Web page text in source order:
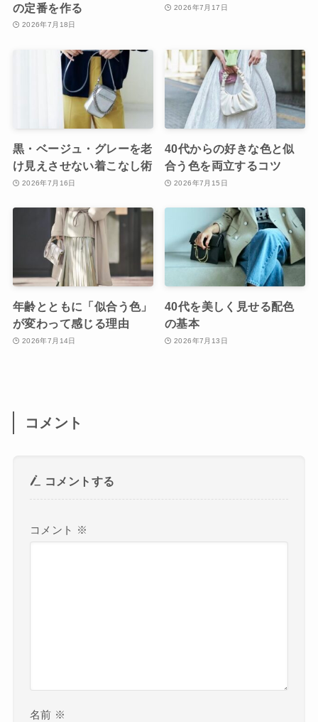
の定番を作る
2026年7月18日
2026年7月17日
黒・ベージュ・グレーを老
け見えさせない着こなし術
2026年7月16日
40代からの好きな色と似
合う色を両立するコツ
2026年7月15日
年齢とともに「似合う色」
が変わって感じる理由
2026年7月14日
40代を美しく見せる配色
の基本
2026年7月13日
コメント
コメントする
コメント ※
名前 ※